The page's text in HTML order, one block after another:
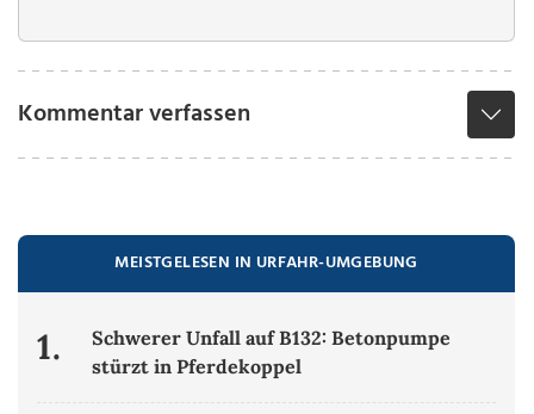
Kommentar verfassen
MEISTGELESEN IN URFAHR-UMGEBUNG
1.
Schwerer Unfall auf B132: Betonpumpe
stürzt in Pferdekoppel